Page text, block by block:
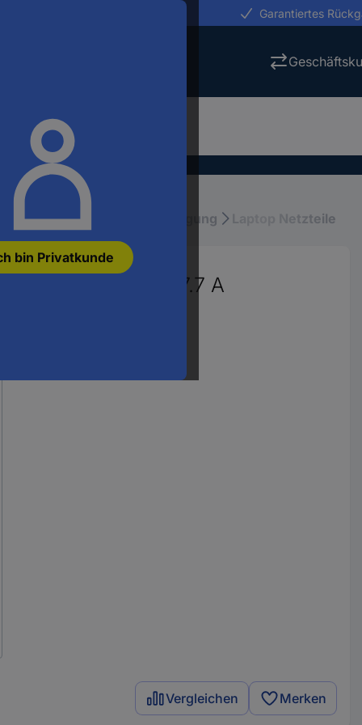
bin Privatkunde
Garantiertes
Laptop Stromversorgung Laptop Netzteile
150 W 19.5 V 7.7 A
Vergleichen Merken